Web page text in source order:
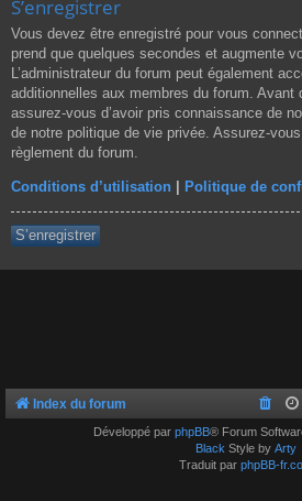
S’enregistrer
Vous devez être enregistré pour vous
prend que quelques secondes et augmente
L’administrateur du forum peut également
additionnelles aux membres du forum. Avant
assurez-vous d’avoir pris connaissance de
de notre politique de vie privée. Assurez-
règlement du forum.
Conditions d’utilisation Politique de
S’enregistrer
Index du forum
Développé par phpBB® Forum
Black Style by Arty
Traduit par phpBB-